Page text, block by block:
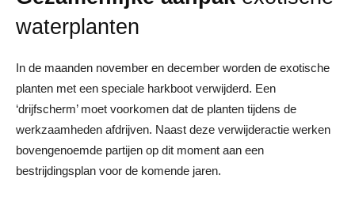
waterplanten
In de maanden november en december worden de exotische
planten met een speciale harkboot verwijderd. Een
‘drijfscherm’ moet voorkomen dat de planten tijdens de
werkzaamheden afdrijven. Naast deze verwijderactie werken
bovengenoemde partijen op dit moment aan een
bestrijdingsplan voor de komende jaren.